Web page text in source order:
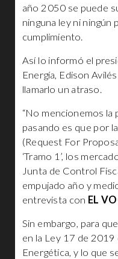
año 2050 se puede
ninguna ley ni ningún
cumplimiento.
Así lo informó el
Energía, Edison
llamarlo un atraso.
“No mencionemos la
pasando es que por
(Request For
‘Tramo 1’, los
Junta de Control
empujado año y
entrevista con EL
Sin embargo, para
en la Ley 17 de 2019
Energética, y lo que